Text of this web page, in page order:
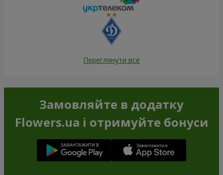
Переглянути все
Замовляйте в додатку
Flowers.ua і отримуйте бонуси